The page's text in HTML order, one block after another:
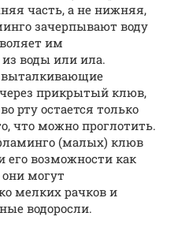
часть, а не нижняя,
зачерпывают воду
им
воды или ила.
прикрытый клюв,
рту остается только
что можно проглотить.
(малых) клюв
его возможности как
могут
мелких рачков и
водоросли.